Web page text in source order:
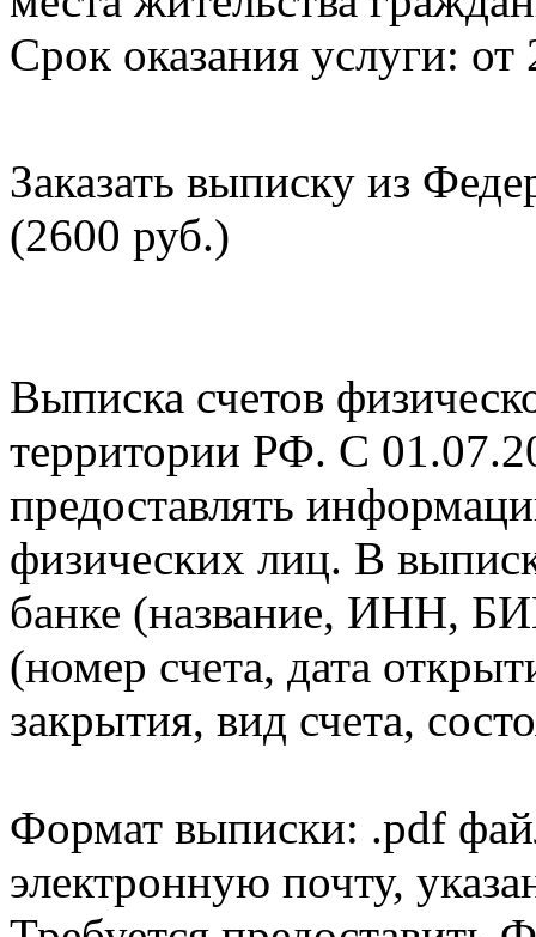
Срок оказания услуги: от
Заказать выписку из
(2600 руб.)
Выписка счетов
территории РФ. С
предоставлять
физических лиц. В
банке (название, ИНН,
(номер счета, дата
закрытия, вид счета,
Формат выписки: .pdf
электронную почту,